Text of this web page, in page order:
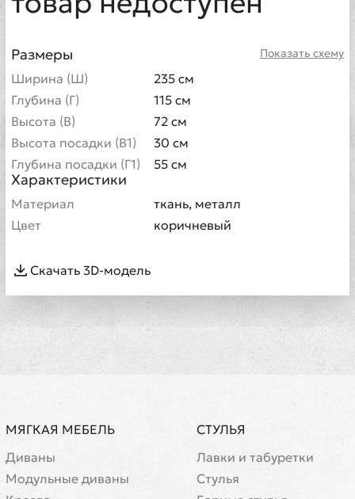
Показать схему
Размеры
Ширина (Ш)
235 см
Глубина (Г)
115 см
Высота (В)
72 см
Высота посадки (В1)
30 см
Глубина посадки (Г1)
55 см
Характеристики
Материал
ткань, металл
Цвет
коричневый
Скачать 3D-модель
МЯГКАЯ МЕБЕЛЬ
Диваны
Модульные диваны
СТУЛЬЯ
Лавки и табуретки
Стулья